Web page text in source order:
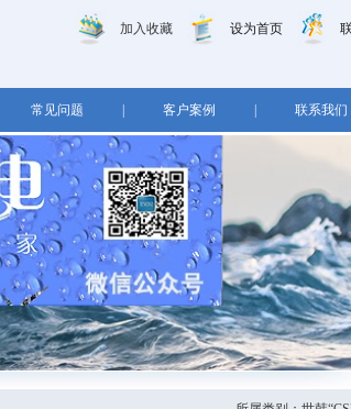
加入收藏 设为首页
常见问题 客户案例 联系我们